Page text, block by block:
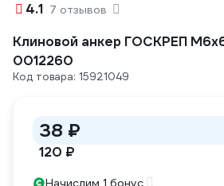
4.1 7 отзывов
Клиновой анкер ГОСКРЕП
0012260
Код товара: 15921049
38 ₽
120 ₽
Начислим 1 бонус